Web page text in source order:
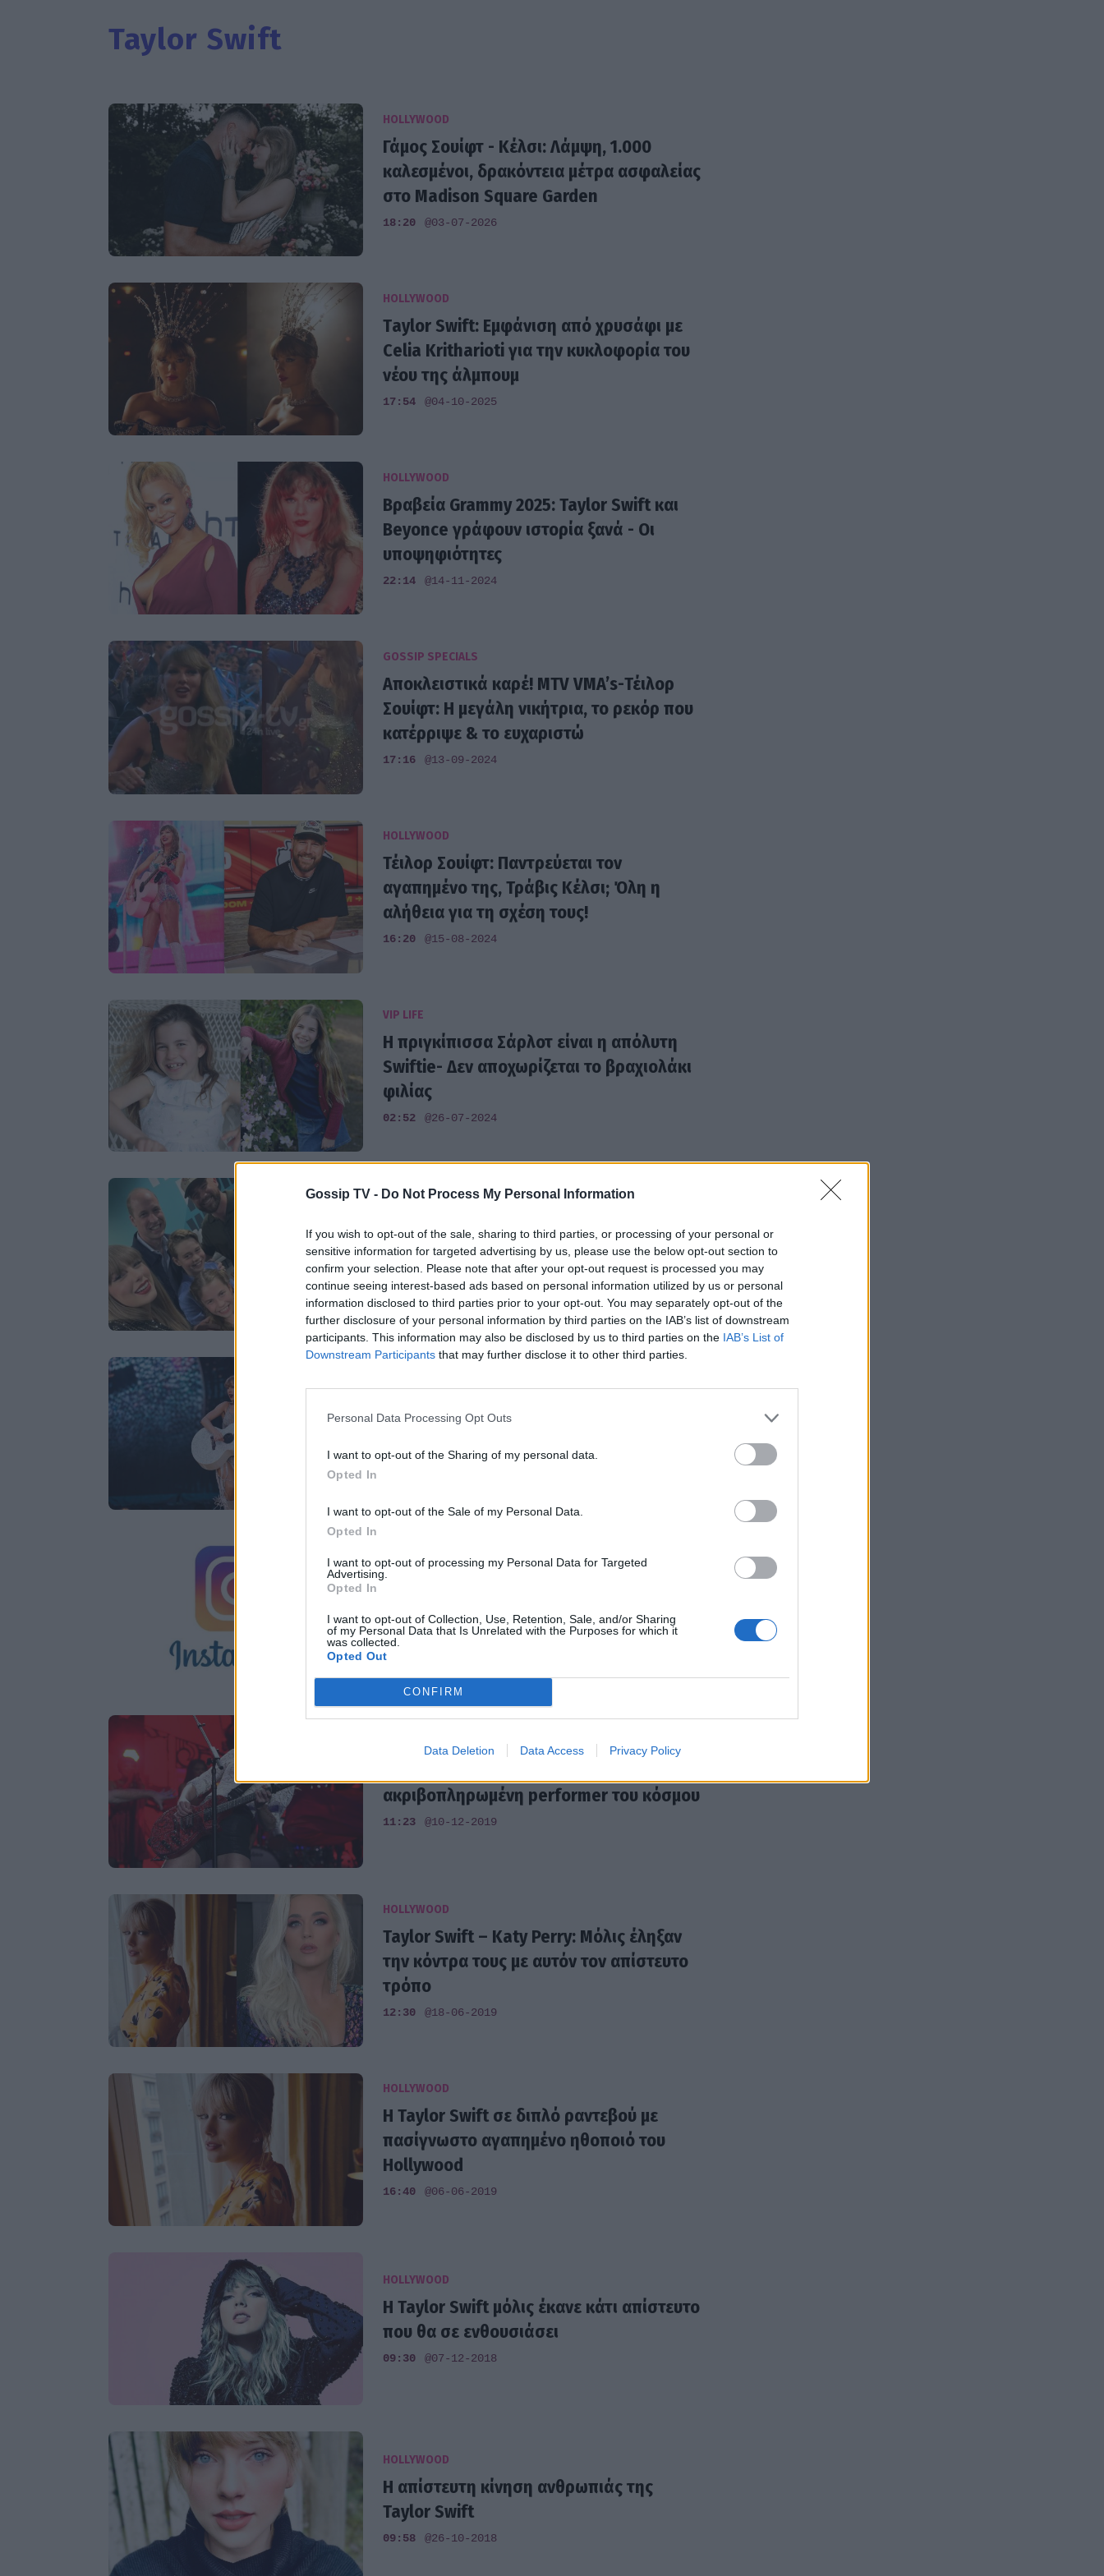
Gossip TV - Do Not Process My Personal Information
If you wish to opt-out of the sale, sharing to third parties, or processing of your personal or
sensitive information for targeted advertising by us, please use the below opt-out section to
confirm your selection. Please note that after your opt-out request is processed you may
continue seeing interest-based ads based on personal information utilized by us or personal
information disclosed to third parties prior to your opt-out. You may separately opt-out of the
further disclosure of your personal information by third parties on the IAB’s list of downstream
participants. This information may also be disclosed by us to third parties on the IAB’s List of
Downstream Participants that may further disclose it to other third parties.
Personal Data Processing Opt Outs
I want to opt-out of the Sharing of my personal data.
Opted In
I want to opt-out of the Sale of my Personal Data.
Opted In
I want to opt-out of processing my Personal Data for Targeted
Advertising.
Opted In
I want to opt-out of Collection, Use, Retention, Sale, and/or Sharing
of my Personal Data that Is Unrelated with the Purposes for which it
was collected.
Opted Out
CONFIRM
Data Deletion Data Access Privacy Policy
Taylor Swift
HOLLYWOOD
Γάμος Σουίφτ - Κέλσι: Λάμψη, 1.000
καλεσμένοι, δρακόντεια μέτρα ασφαλείας
στο Madison Square Garden
18:20 @03-07-2026
HOLLYWOOD
Τaylor Swift: Εμφάνιση από χρυσάφι με
Celia Kritharioti για την κυκλοφορία του
νέου της άλμπουμ
17:54 @04-10-2025
HOLLYWOOD
Βραβεία Grammy 2025: Taylor Swift και
Beyonce γράφουν ιστορία ξανά - Οι
υποψηφιότητες
22:14 @14-11-2024
GOSSIP SPECIALS
Αποκλειστικά καρέ! MTV VMA’s-Τέιλορ
Σουίφτ: Η μεγάλη νικήτρια, το ρεκόρ που
κατέρριψε & το ευχαριστώ
17:16 @13-09-2024
HOLLYWOOD
Τέιλορ Σουίφτ: Παντρεύεται τον
αγαπημένο της, Τράβις Κέλσι; Όλη η
αλήθεια για τη σχέση τους!
16:20 @15-08-2024
VIP LIFE
Η πριγκίπισσα Σάρλοτ είναι η απόλυτη
Swiftie- Δεν αποχωρίζεται το βραχιολάκι
φιλίας
02:52 @26-07-2024
VIP LIFE
& ο ξέφρενος χορός του στη συναυλία
της που έγινε viral
21:01 @22-06-2024
δημοσιογράφος που θα κάνει ρεπορτάζ
μόνο για την τραγουδίστρια
SHOWBIZ
στο Instagram!
00:43
HOLLYWOOD
ακριβοπληρωμένη performer του κόσμου
11:23 @10-12-2019
HOLLYWOOD
Taylor Swift – Katy Perry: Μόλις έληξαν
την κόντρα τους με αυτόν τον απίστευτο
τρόπο
12:30 @18-06-2019
HOLLYWOOD
Η Taylor Swift σε διπλό ραντεβού με
πασίγνωστο αγαπημένο ηθοποιό του
Hollywood
16:40 @06-06-2019
HOLLYWOOD
Η Taylor Swift μόλις έκανε κάτι απίστευτο
που θα σε ενθουσιάσει
09:30 @07-12-2018
HOLLYWOOD
Η απίστευτη κίνηση ανθρωπιάς της
Taylor Swift
09:58 @26-10-2018